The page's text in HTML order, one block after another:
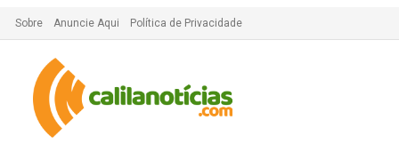
Sobre Anuncie Aqui Política de Privacidade